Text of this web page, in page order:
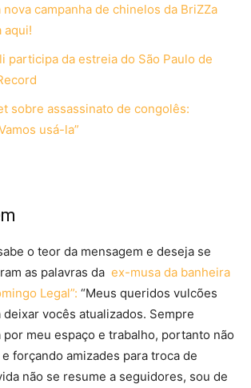
campanha de chinelos da BriZZa
aqui!
participa da estreia do São Paulo de
sobre assassinato de congolês:
usá-la”
o teor da mensagem e deseja se
as palavras da ex-musa da banheira
Legal”: “Meus queridos vulcões
deixar vocês atualizados. Sempre
por meu espaço e trabalho, portanto não
forçando amizades para troca de
não se resume a seguidores, sou de